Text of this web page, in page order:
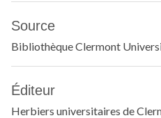
Source
Bibliothèque Clermont
Éditeur
Herbiers universitaires de